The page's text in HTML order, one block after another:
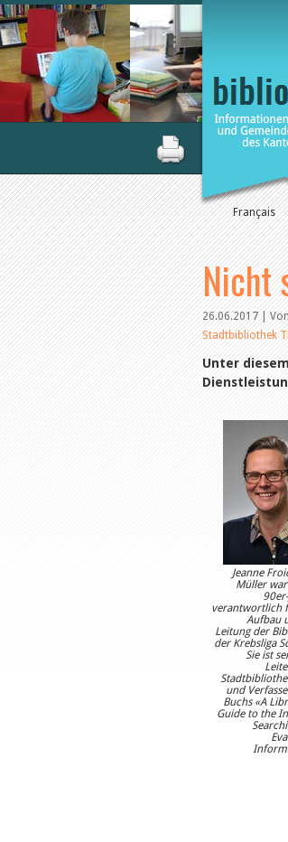
Français
Nicht
26.06.2017 |
Stadtbibliothek
Unter
Jeanne
Müller
verantwortlich
Aufbau
Leitung der
der Krebsliga
Sie ist
und
Buchs «A
Guide to the